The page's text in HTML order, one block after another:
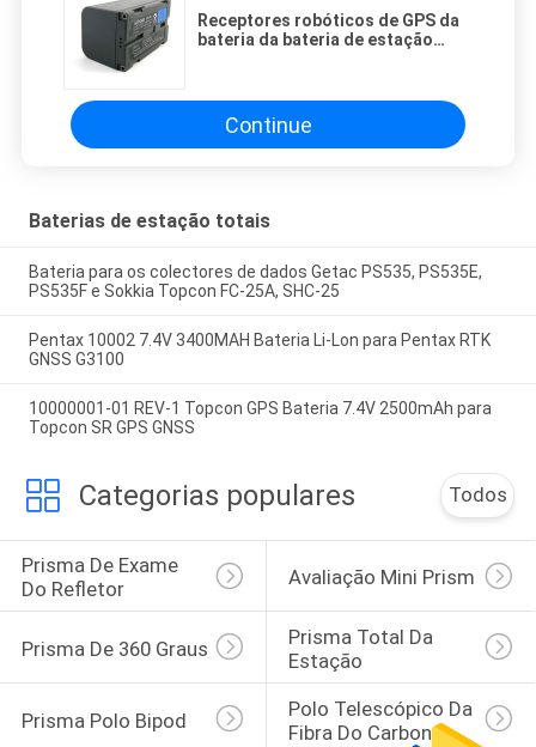
Receptores robóticos de GPS da
bateria da bateria de estação
Continue
Baterias de estação totais
Bateria para os colectores de dados Getac PS535, PS535E,
PS535F e Sokkia Topcon FC-25A, SHC-25
Pentax 10002 7.4V 3400MAH Bateria Li-Lon para Pentax RTK
GNSS G3100
10000001-01 REV-1 Topcon GPS Bateria 7.4V 2500mAh para
Topcon SR GPS GNSS
Categorias populares Todos
Prisma De Exame
Do Refletor
Avaliação Mini Prism
Prisma De 360 Graus
Prisma Total Da
Estação
Prisma Polo Bipod
Polo Telescópico Da
Fibra Do Carbono